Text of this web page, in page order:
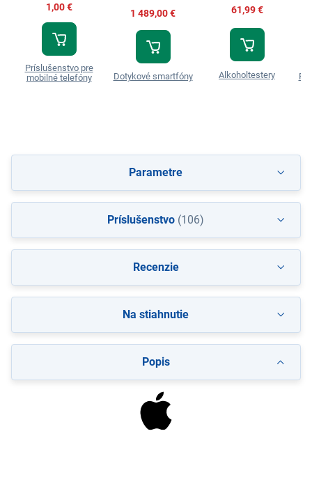
1,00 €
Príslušenstvo pre
mobilné telefóny
1 489,00 €
Dotykové smartfóny
61,99 €
Alkoholtestery
Popis
Parametre
Príslušenstvo (106)
Recenzie
Na stiahnutie